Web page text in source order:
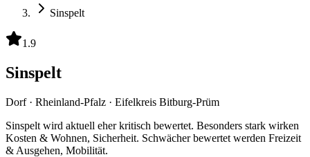
Sinspelt
1.9
Sinspelt
Dorf · Rheinland-Pfalz · Eifelkreis Bitburg-Prüm
Sinspelt wird aktuell eher kritisch bewertet. Besonders stark wirken
Kosten & Wohnen, Sicherheit. Schwächer bewertet werden Freizeit
& Ausgehen, Mobilität.